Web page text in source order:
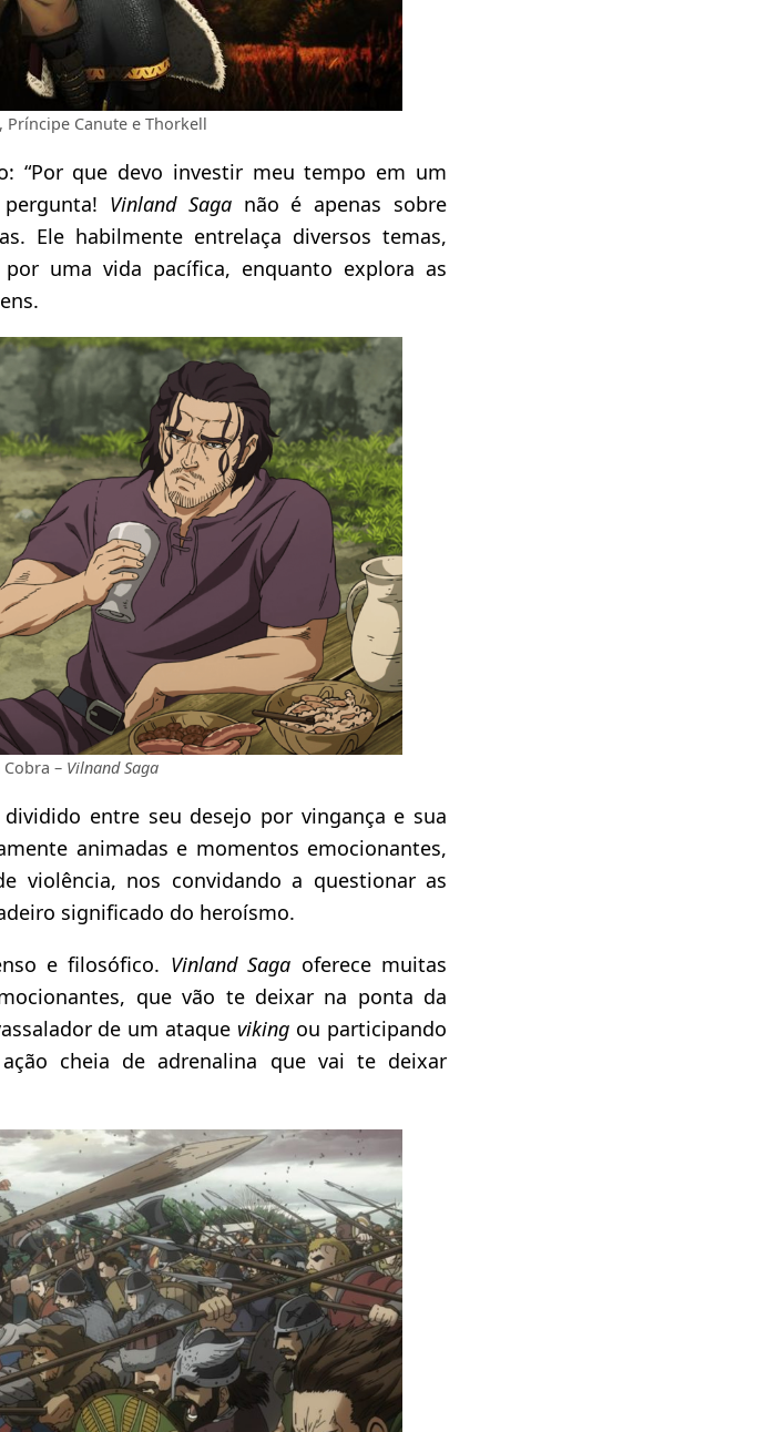
Canute e Thorkell
“Por que devo investir meu tempo em um
Vinland Saganão é apenas sobre
Ele habilmente entrelaça diversos temas,
uma vida pacífica, enquanto explora as
– Vilnand Saga
dividido entre seu desejo por vingança e sua
animadas e momentos emocionantes,
violência, nos convidando a questionar as
significado do heroísmo.
e filosófico. Vinland Saga oferece muitas
que vão te deixar na ponta da
de um ataque viking ou participando
cheia de adrenalina que vai te deixar